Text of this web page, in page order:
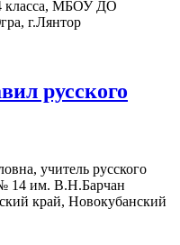
класса, МБОУ ДО
г.Лянтор
русского
учитель русского
14 им. В.Н.Барчан
край, Новокубанский